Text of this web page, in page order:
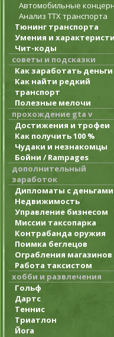
Автомобильные
Анализ ТТХ транспорта
Тюнинг транспорта
Умения и
Чит-коды
советы и подсказки
Как заработать деньги
Как найти редкий
транспорт
Полезные мелочи
прохождение gta v
Достижения и трофеи
Как получить 100 %
Чудаки и незнакомцы
Бойни / Rampages
дополнительный
заработок
Дипломаты с деньгами
Недвижимость
Управление бизнесом
Миссии таксопарка
Контрабанда оружия
Поимка беглецов
Ограбления магазинов
Работа таксистом
хобби и развлечения
Гольф
Дартс
Теннис
Триатлон
Йога
47. Gone